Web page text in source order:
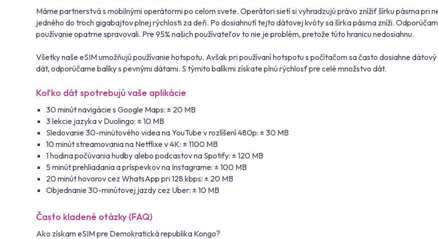
Máme partnerstvá s mobilnými operátormi po celom svete. Operátori sietí si vyhradzujú právo znížiť šírku pásma pri
jedného do troch gigabajtov plnej rýchlosti za deň. Po dosiahnutí tejto dátovej kvóty sa šírka pásma zníži.
používanie opatrne spravovali. Pre 95% našich používateľov to nie je problém, pretože túto hranicu nedosiahnu.
Všetky naše eSIM umožňujú používanie hotspotu. Avšak pri používaní hotspotu s počítačom sa často dosiahne
dát, odporúčame balíky s pevnými dátami. S týmito balíkmi získate plnú rýchlosť pre celé množstvo dát.
Koľko dát spotrebujú vaše aplikácie
30 minút navigácie s Google Maps: ± 20 MB
3 lekcie jazyka v Duolingo: ± 10 MB
Sledovanie 30-minútového videa na YouTube v rozlíšení 480p: ± 30 MB
10 minút streamovania na Netflixe v 4K: ± 1100 MB
1 hodina počúvania hudby alebo podcastov na Spotify: ± 120 MB
5 minút prehliadania a príspevkov na Instagrame: ± 100 MB
20 minút hovorov cez WhatsApp pri 128 kbps: ± 20 MB
Objednanie 30-minútovej jazdy cez Uber: ± 10 MB
Často kladené otázky (FAQ)
Ako získam eSIM pre Demokratická republika Kongo?